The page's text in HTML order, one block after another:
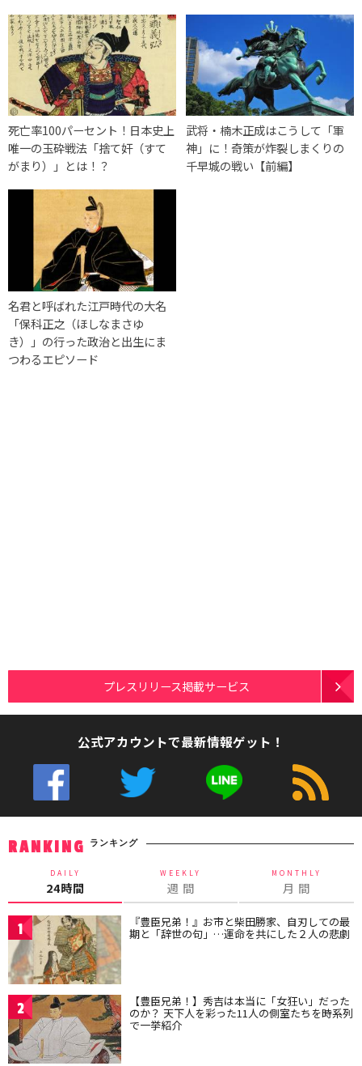
死亡率100パーセント！日本史上
唯一の玉砕戦法「捨て奸（すて
がまり）」とは！？
武将・楠木正成はこうして「軍
神」に！奇策が炸裂しまくりの
千早城の戦い【前編】
名君と呼ばれた江戸時代の大名
「保科正之（ほしなまさゆ
き）」の行った政治と出生にま
つわるエピソード
プレスリリース掲載サービス
公式アカウントで最新情報ゲット！
RANKING ランキング
DAILY
24時間
WEEKLY
週 間
MONTHLY
月 間
1 『豊臣兄弟！』お市と柴田勝家、自刃しての最
期と「辞世の句」…運命を共にした２人の悲劇
2 【豊臣兄弟！】秀吉は本当に「女狂い」だった
のか？ 天下人を彩った11人の側室たちを時系列
で一挙紹介